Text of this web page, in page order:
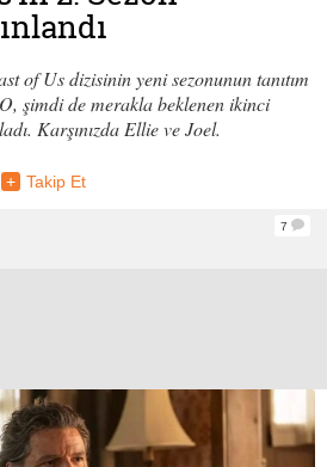
of Us dizisinin yeni sezonunun tanıtım
şimdi de merakla beklenen ikinci
Karşınızda Ellie ve Joel.
+ Takip Et
7